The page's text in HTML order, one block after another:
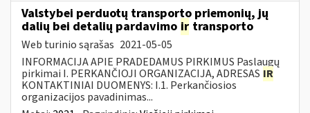
Valstybei perduotų transporto priemonių, jų
dalių bei detalių pardavimo ir transporto
Web turinio sąrašas 2021-05-05
INFORMACIJA APIE PRADEDAMUS PIRKIMUS Paslaugų
pirkimai I. PERKANČIOJI ORGANIZACIJA, ADRESAS IR
KONTAKTINIAI DUOMENYS: I.1. Perkančiosios
organizacijos pavadinimas...